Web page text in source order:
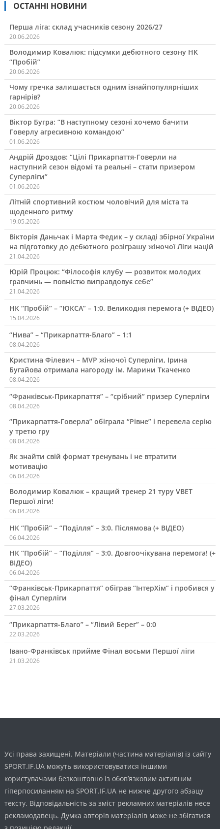
ОСТАННІ НОВИНИ
Перша ліга: склад учасників сезону 2026/27
20.06.2026
Володимир Ковалюк: підсумки дебютного сезону НК
“Пробій”
20.06.2026
Чому гречка залишається одним ізнайпопулярніших
гарнірів?
20.06.2026
Віктор Бугра: “В наступному сезоні хочемо бачити
Говерлу агресивною командою”
01.06.2026
Андрій Дроздов: “Цілі Прикарпаття-Говерли на
наступний сезон відомі та реальні – стати призером
Суперліги”
01.06.2026
Літній спортивний костюм чоловічий для міста та
щоденного ритму
19.05.2026
Вікторія Даньчак і Марта Федик – у складі збірної України
на підготовку до дебютного розіграшу жіночої Ліги націй
21.04.2026
Юрій Процюк: “Філософія клубу — розвиток молодих
гравчинь — повністю виправдовує себе”
21.04.2026
НК “Пробій” – “ЮКСА” – 1:0. Великодня перемога (+ ВІДЕО)
15.04.2026
“Нива” – “Прикарпаття-Благо” – 1:1
08.04.2026
Кристина Філевич – MVP жіночої Суперліги, Ірина
Бугайова отримала нагороду ім. Марини Ткаченко
08.04.2026
“Франківськ-Прикарпаття” – “срібний” призер Суперліги
08.04.2026
“Прикарпаття-Говерла” обіграла “Рівне” і перевела серію
у третю гру
08.04.2026
Як знайти свій формат тренувань і не втратити
мотивацію
06.04.2026
Володимир Ковалюк – кращий тренер 21 туру VBET
Першої ліги!
06.04.2026
НК “Пробій” – “Поділля” – 3:0. Післямова (+ ВІДЕО)
06.04.2026
НК “Пробій” – “Поділля” – 3:0. Довгоочікувана перемога! (+
ВІДЕО)
06.04.2026
“Франківськ-Прикарпаття” обіграв “ІнтерХім” і пробився у
фінал Суперліги
27.03.2026
“Прикарпаття-Благо” – “Лівий Берег” – 0:0
22.03.2026
Івано-Франківськ прийме Фінал восьми Першої ліги
21.03.2026
Усі права захищені. Матеріали (частина матеріалів) із сайту
SPORT.IF.UA можуть використовуватися іншими
користувачами безкоштовно із обов’язковим активним
гіперпосиланням на SPORT.IF.UA не нижче другого абзацу
тексту. Відповідальність за зміст рекламних матеріалів несе
рекламодавець. Думка авторів матеріалів може не збігатися